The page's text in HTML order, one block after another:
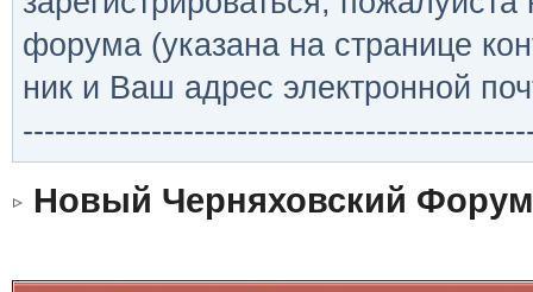
форума (указана на странице
ник и Ваш адрес электронной
Новый Черняховский Форум